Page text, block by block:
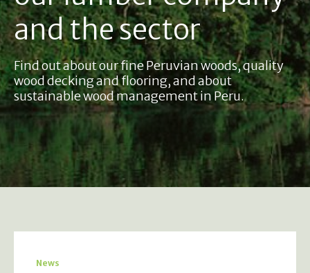
and the sector
Find out about our fine Peruvian woods, quality
wood decking and flooring, and about
sustainable wood management in Peru.
News